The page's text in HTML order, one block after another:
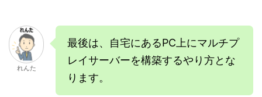
れんた
最後は、自宅にあるPC上にマルチプ
レイサーバーを構築するやり方とな
ります。